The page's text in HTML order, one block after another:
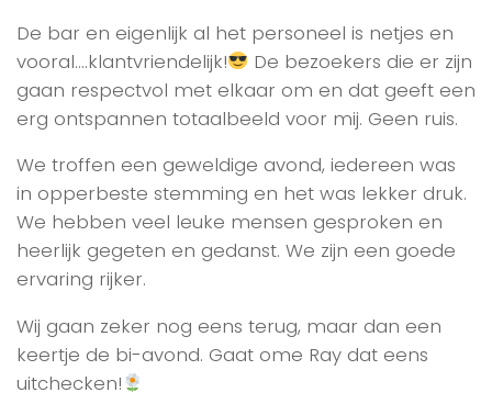
De bar en eigenlijk al het personeel is netjes en
vooral….klantvriendelijk!
De bezoekers die er zijn
gaan respectvol met elkaar om en dat geeft een
erg ontspannen totaalbeeld voor mij. Geen ruis.
We troffen een geweldige avond, iedereen was
in opperbeste stemming en het was lekker druk.
We hebben veel leuke mensen gesproken en
heerlijk gegeten en gedanst. We zijn een goede
ervaring rijker.
Wij gaan zeker nog eens terug, maar dan een
keertje de bi-avond. Gaat ome Ray dat eens
uitchecken!